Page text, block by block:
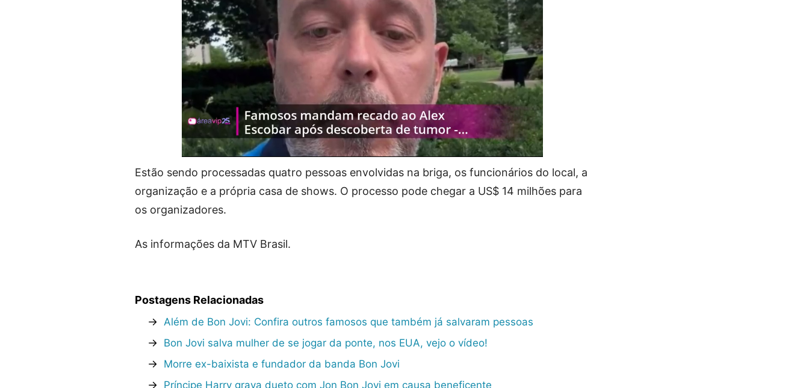
Estão sendo processadas quatro pessoas envolvidas na briga, os funcionários do local, a
organização e a própria casa de shows. O processo pode chegar a US$ 14 milhões para
os organizadores.
As informações da MTV Brasil.
Postagens Relacionadas
→ Além de Bon Jovi: Confira outros famosos que também já salvaram pessoas
→ Bon Jovi salva mulher de se jogar da ponte, nos EUA, vejo o vídeo!
→ Morre ex-baixista e fundador da banda Bon Jovi
→ Príncipe Harry grava dueto com Jon Bon Jovi em causa beneficente